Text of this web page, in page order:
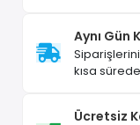
Aynı Gün
kısa
Ücretsiz